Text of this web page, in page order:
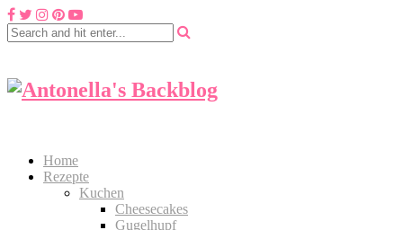
Home
Rezepte
Kuchen
Cheesecakes
Gugelhupf